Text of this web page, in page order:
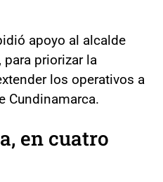
apoyo al alcalde
para priorizar la
los operativos a
Cundinamarca.
en cuatro